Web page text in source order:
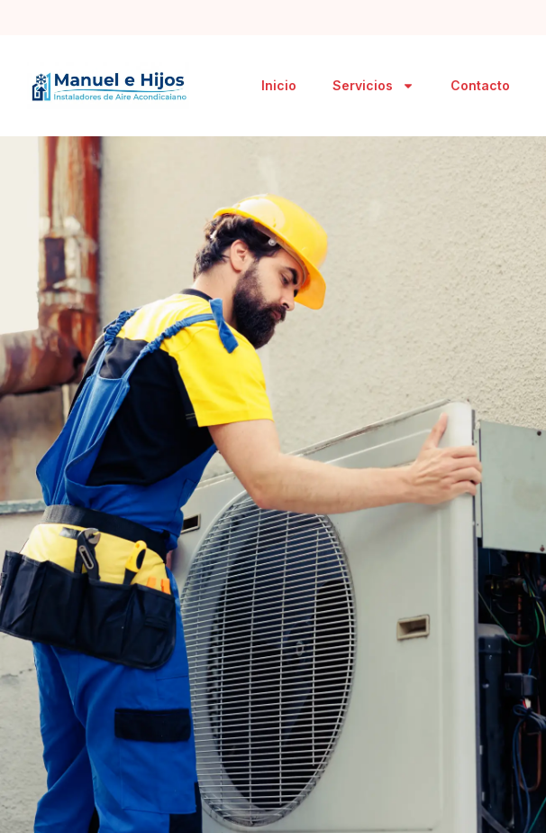
Inicio Servicios Contacto